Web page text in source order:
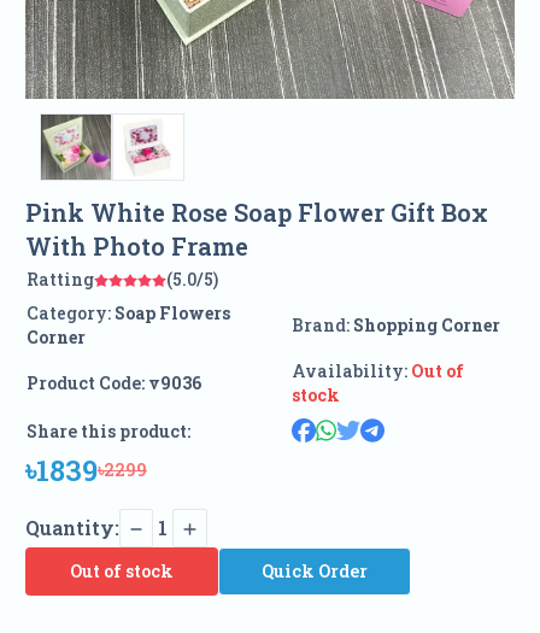
Pink White Rose Soap Flower Gift Box
With Photo Frame
Ratting
(5.0/5)
Category: Soap Flowers
Corner
Brand: Shopping Corner
Product Code: v9036
Availability: Out of
stock
Share this product:
৳1839৳2299
Quantity: 1
Out of stock Quick Order